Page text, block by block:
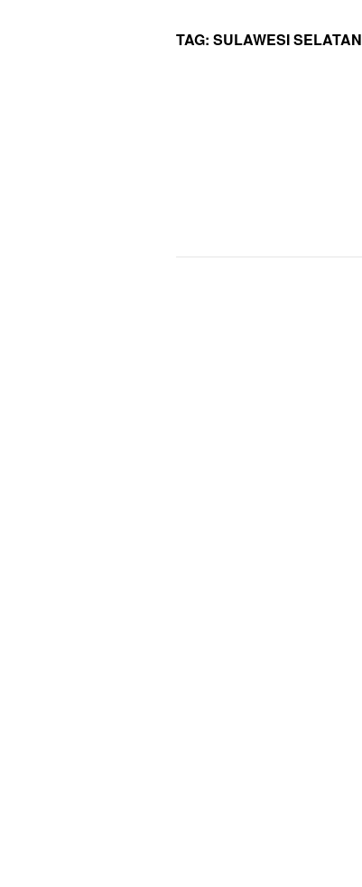
TAG: SULAWESI SELATAN